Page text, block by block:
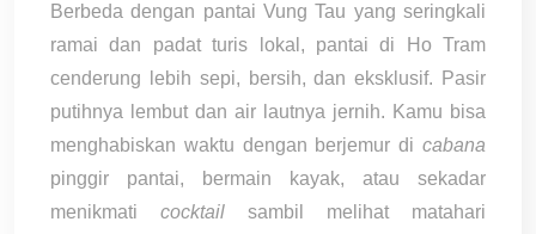
Berbeda dengan pantai Vung Tau yang seringkali
ramai dan padat turis lokal, pantai di Ho Tram
cenderung lebih sepi, bersih, dan eksklusif. Pasir
putihnya lembut dan air lautnya jernih. Kamu bisa
menghabiskan waktu dengan berjemur di cabana
pinggir pantai, bermain kayak, atau sekadar
menikmati cocktail sambil melihat matahari